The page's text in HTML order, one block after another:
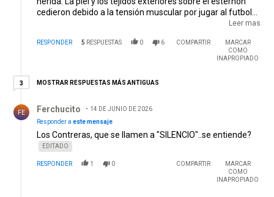
cedieron debido a la tensión muscular por jugar al futbol
es constante.Alambre expuesto: El propio jugador confesó
el alambre quirúrgico utilizado para fijar el hueso del
pecho.Intervención dermatológica/ambulatoria: Se le
cerrar correctamente la piel, asegurar el alambre y evitar
Leer mas
RESPONDER 5 RESPUESTAS 0 6 COMPARTIR
MARCAR
COMO
INAPROPIADO
33 respuestas más antiguas
MOSTRAR RESPUESTAS MÁS ANTIGUAS
FE Ferchucito
14 DE JUNIO DE 2026
Responder a este mensaje
Los Contreras, que se llamen a "SILENCIO"..se entiende?
EDITADO
RESPONDER 1 0 COMPARTIR
MARCAR
COMO
INAPROPIADO